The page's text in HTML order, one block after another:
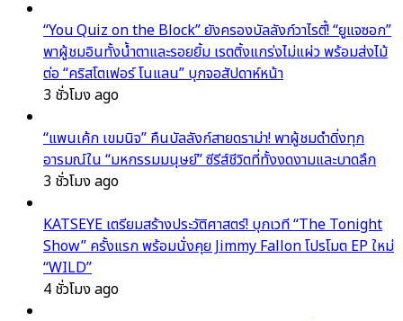
“You Quiz on the Block” ยังครองบัลลังก์วาไรตี้! “ยูแจซอก”
พาผู้ชมอินทั้งน้ำตาและรอยยิ้ม เรตติ้งแกร่งไม่แผ่ว พร้อมส่งไม้
ต่อ “คริสโตเฟอร์ โนแลน” บุกจอสัปดาห์หน้า
3 ชั่วโมง ago
“แพนเค้ก เขมนิจ” คืนบัลลังก์สายดราม่า! พาผู้ชมดำดิ่งทุก
อารมณ์ใน “มหกรรมมนุษย์” ซีรีส์ชีวิตที่ทั้งงดงามและบาดลึก
3 ชั่วโมง ago
KATSEYE เตรียมสร้างประวัติศาสตร์! บุกเวที “The Tonight
Show” ครั้งแรก พร้อมนั่งคุย Jimmy Fallon โปรโมต EP ใหม่
“WILD”
4 ชั่วโมง ago